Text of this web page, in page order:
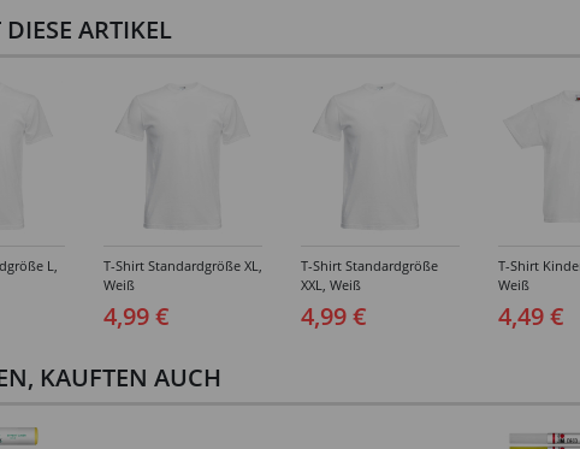
ARTIKEL
L,
T-Shirt Standardgröße XL,
Weiß
4,99 €
T-Shirt Standardgröße
XXL, Weiß
4,99 €
T-Shirt
Weiß
4,49 €
KAUFTEN AUCH